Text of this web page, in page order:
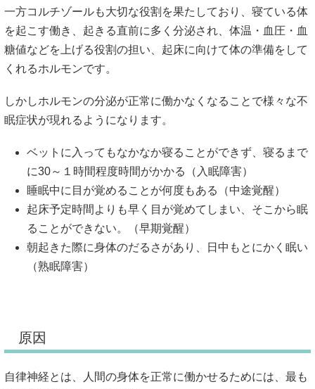
一方コルチゾールも大切な役割を果たしており、寝ている体
を起こす働き、起きる直前に多く分泌され、体温・血圧・血
糖値などを上げる役割の担い、起床に向けて体の準備をして
くれるホルモンです。
しかしホルモンの分泌が正常に働かなくなることで様々な不
眠症状が現れるようになります。
ベットに入ってもなかなか寝ることができず、寝るまで
に30～１時間程度時間がかかる（入眠障害）
睡眠中に目が覚めることが何度もある（中途覚醒）
起床予定時間よりも早く目が覚めてしまい、そこから眠
ることができない。（早期覚醒）
朝起きた際に身体のだるさがあり、日中もとにかく眠い
（熟眠障害）
原因
自律神経とは、人間の身体を正常に働かせるためには、最も